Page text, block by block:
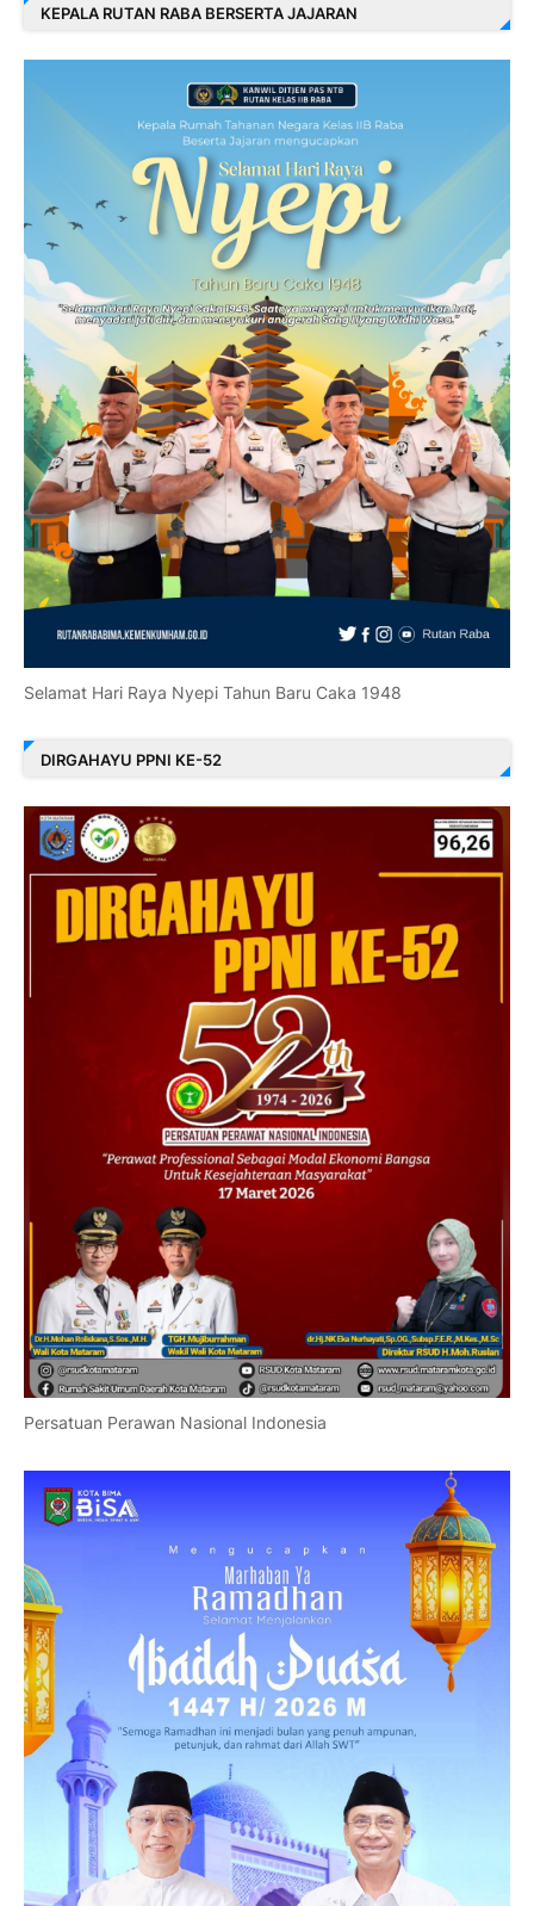
KEPALA RUTAN RABA BERSERTA JAJARAN
Selamat Hari Raya Nyepi Tahun Baru Caka 1948
DIRGAHAYU PPNI KE-52
Persatuan Perawan Nasional Indonesia